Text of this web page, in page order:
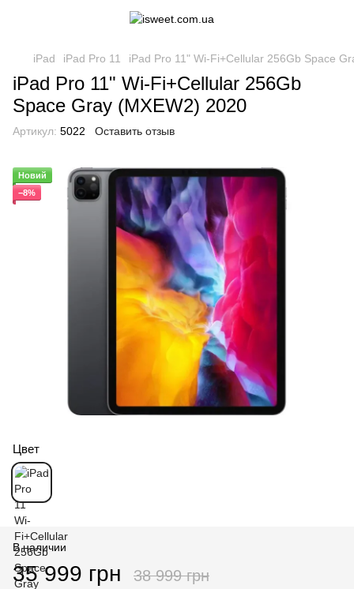
iPad iPad Pro 11 iPad Pro 11" Wi-Fi+Cellular 256Gb Space
iPad Pro 11" Wi-Fi+Cellular 256Gb
Space Gray (MXEW2) 2020
Артикул: 5022 Оставить отзыв
Новий
−8%
Цвет
В наличии
35 999 грн 38 999 грн